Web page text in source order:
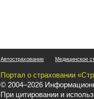
Автострахование Медицинское
Портал о страховании
© 2004–2026
При цитировании и